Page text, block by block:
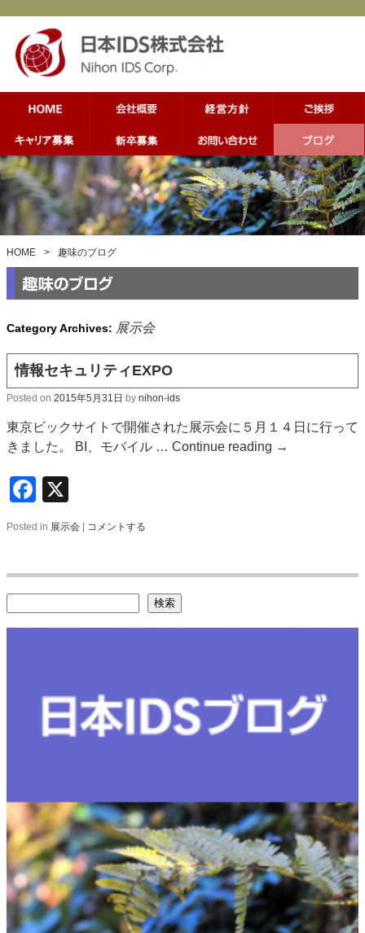
HOME > 趣味のブログ
Category Archives: 展示会
情報セキュリティEXPO
Posted on 2015年5月31日 by nihon-ids
東京ビックサイトで開催された展示会に５月１４日に行って
きました。 BI、モバイル … Continue reading →
Facebook
Posted in 展示会 コメントする
検索